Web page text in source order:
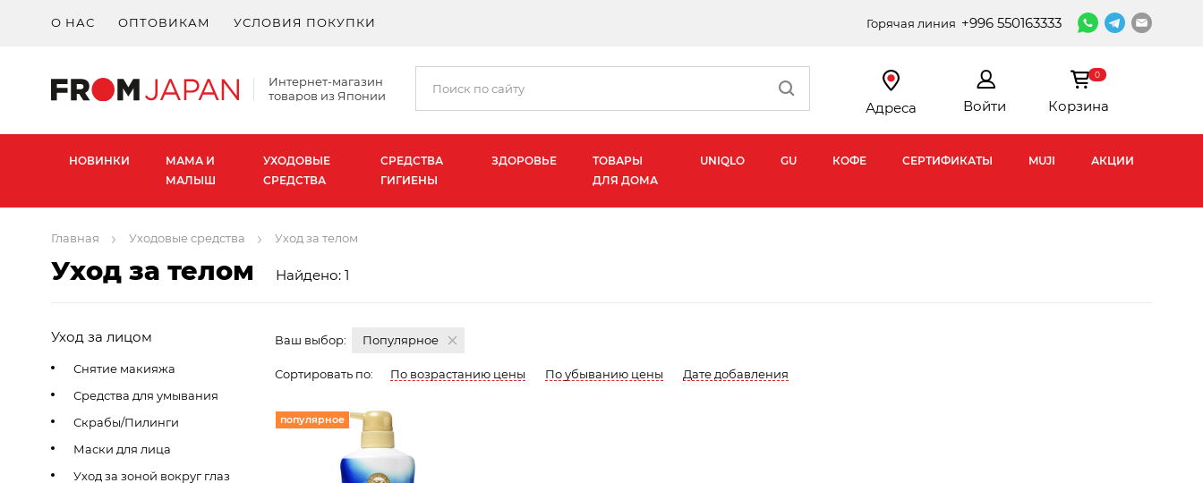
О НАС ОПТОВИКАМ УСЛОВИЯ ПОКУПКИ Горячая линия +996 550163333
Интернет-магазин
товаров из Японии
Адреса Войти
0
Корзина
НОВИНКИ
МАМА И
МАЛЫШ
УХОДОВЫЕ
СРЕДСТВА
СРЕДСТВА
ГИГИЕНЫ
ЗДОРОВЬЕ
ТОВАРЫ
ДЛЯ ДОМА
UNIQLO GU КОФЕ СЕРТИФИКАТЫ MUJI АКЦИИ
Главная Уходовые средства Уход за телом
Уход за телом Найдено: 1
Уход за лицом
Снятие макияжа
Средства для умывания
Скрабы/Пилинги
Маски для лица
Уход за зоной вокруг глаз
Ваш выбор: Популярное
Сортировать по: По возрастанию цены По убыванию цены Дате добавления
популярное